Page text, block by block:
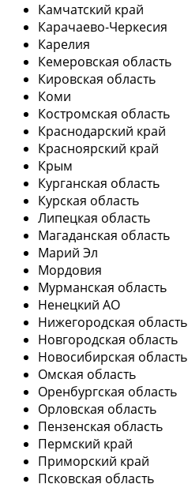
Камчатский край
Карачаево-Черкесия
Карелия
Кемеровская область
Кировская область
Коми
Костромская область
Краснодарский край
Красноярский край
Крым
Курганская область
Курская область
Липецкая область
Магаданская область
Марий Эл
Мордовия
Мурманская область
Ненецкий АО
Нижегородская область
Новгородская область
Новосибирская область
Омская область
Оренбургская область
Орловская область
Пензенская область
Пермский край
Приморский край
Псковская область